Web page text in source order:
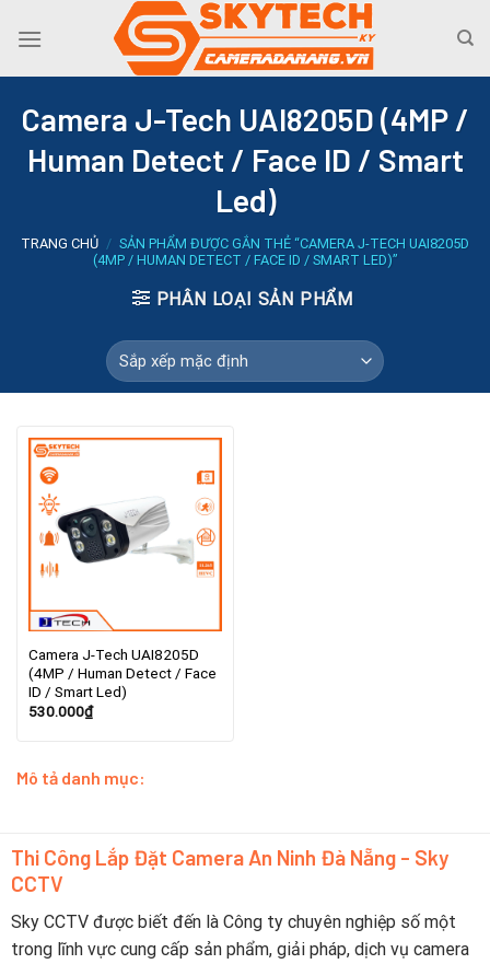
Camera J-Tech UAI8205D (4MP /
Human Detect / Face ID / Smart
Led)
TRANG CHỦ / SẢN PHẨM ĐƯỢC GẮN THẺ “CAMERA J-TECH UAI8205D
(4MP / HUMAN DETECT / FACE ID / SMART LED)”
PHÂN LOẠI SẢN PHẨM
Camera J-Tech UAI8205D
(4MP / Human Detect / Face
ID / Smart Led)
530.000₫
Mô tả danh mục:
Thi Công Lắp Đặt Camera An Ninh Đà Nẵng - Sky
CCTV
Sky CCTV được biết đến là Công ty chuyên nghiệp số một
trong lĩnh vực cung cấp sản phẩm, giải pháp, dịch vụ camera